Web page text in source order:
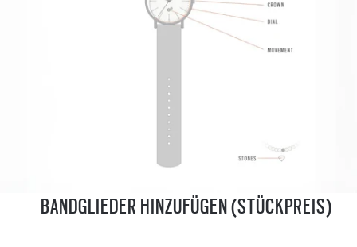
BANDGLIEDER HINZUFÜGEN (STÜCKPREIS)